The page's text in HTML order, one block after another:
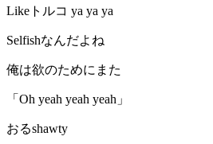
Likeトルコ ya ya ya
Selfishなんだよね
俺は欲のためにまた
「Oh yeah yeah yeah」
おるshawty